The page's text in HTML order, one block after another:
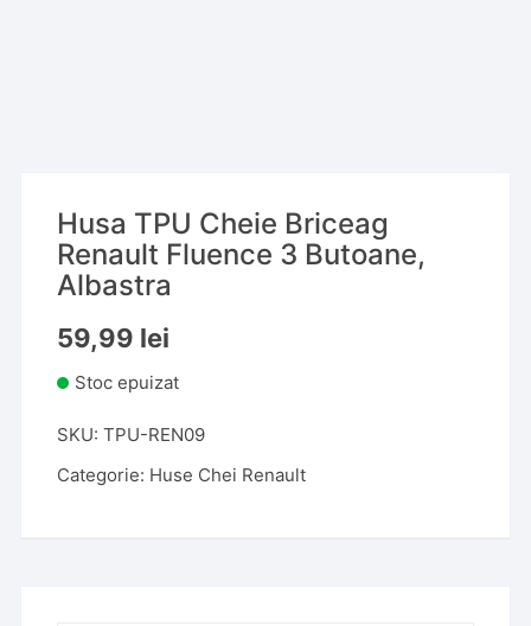
Husa TPU Cheie Briceag
Renault Fluence 3 Butoane,
Albastra
59,99 lei
Stoc epuizat
SKU:TPU-REN09
Categorie: Huse Chei Renault